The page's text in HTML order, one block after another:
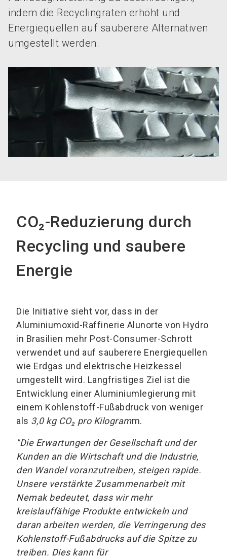
indem die Recyclingraten erhöht und
Energiequellen auf sauberere Alternativen
umgestellt werden.
CO₂-Reduzierung durch
Recycling und saubere
Energie
Die Initiative sieht vor, dass in der
Aluminiumoxid-Raffinerie Alunorte von Hydro
in Brasilien mehr Post-Consumer-Schrott
verwendet und auf sauberere Energiequellen
wie Erdgas und elektrische Heizkessel
umgestellt wird. Langfristiges Ziel ist die
Entwicklung einer Aluminiumlegierung mit
einem Kohlenstoff-Fußabdruck von weniger
als 3,0 kg CO₂ pro Kilogramm.
"Die Erwartungen der Gesellschaft und der
Kunden an die Wirtschaft und die Industrie,
den Wandel voranzutreiben, steigen rapide.
Unsere verstärkte Zusammenarbeit mit
Nemak bedeutet, dass wir mehr
kreislauffähige Produkte entwickeln und
daran arbeiten werden, die Verringerung des
Kohlenstoff-Fußabdrucks auf die Spitze zu
treiben. Dies kann für